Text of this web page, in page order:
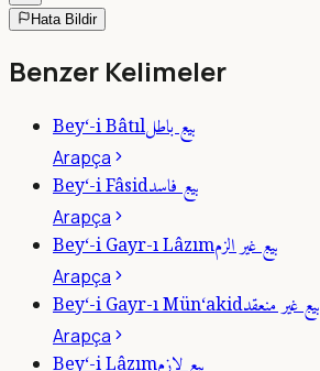
Hata Bildir
Benzer Kelimeler
Bey‘-i Bâtılبيع باطل
Arapça
Bey‘-i Fâsidبيع فاسد
Arapça
Bey‘-i Gayr-ı Lâzımبيع غير الزم
Arapça
Bey‘-i Gayr-ı Mün‘akidبيع غير منعقد
Arapça
Bey‘-i Lâzım